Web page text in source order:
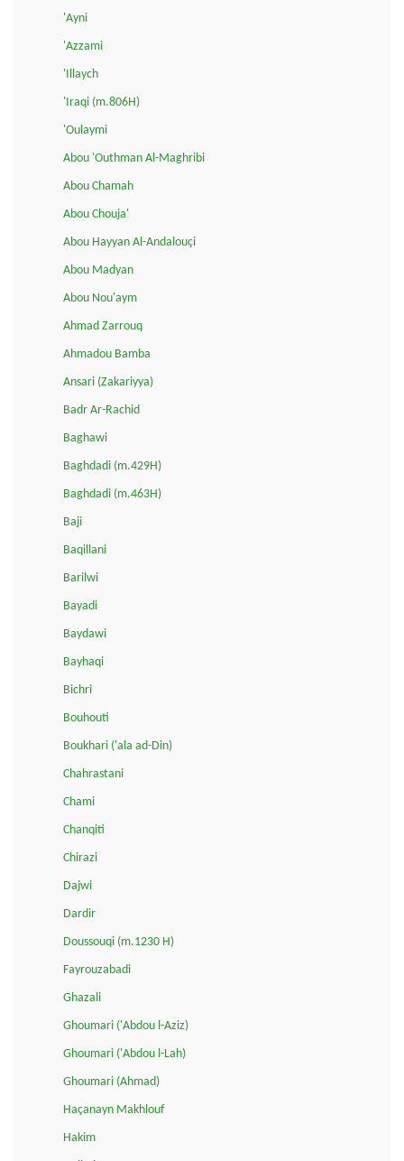
'Ayni
'Azzami
'Illaych
'Iraqi (m.806H)
'Oulaymi
Abou 'Outhman Al-Maghribi
Abou Chamah
Abou Chouja'
Abou Hayyan Al-Andalouçi
Abou Madyan
Abou Nou'aym
Ahmad Zarrouq
Ahmadou Bamba
Ansari (Zakariyya)
Badr Ar-Rachid
Baghawi
Baghdadi (m.429H)
Baghdadi (m.463H)
Baji
Baqillani
Barilwi
Bayadi
Baydawi
Bayhaqi
Bichri
Bouhouti
Boukhari ('ala ad-Din)
Chahrastani
Chami
Chanqiti
Chirazi
Dajwi
Dardir
Doussouqi (m.1230 H)
Fayrouzabadi
Ghazali
Ghoumari ('Abdou l-Aziz)
Ghoumari ('Abdou l-Lah)
Ghoumari (Ahmad)
Haçanayn Makhlouf
Hakim